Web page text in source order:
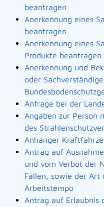
beantragen
Anerkennung eines
beantragen
Anerkennung eines
Produkte beantragen
Anerkennung und
oder
Anfrage bei der
Angaben zur Person
des
Anhänger
Antrag auf
und vom Verbot der
Fällen, sowie der Art
Arbeitstempo
Antrag auf Erlaubnis